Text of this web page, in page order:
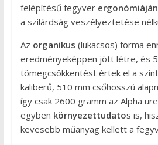
felépítésű fegyver
a szilárdság veszélyeztetése
Az organikus (lukacsos) forma
eredményeképpen jött létre, és
tömegcsökkentést értek el a
kaliberű, 510 mm csőhosszú
így csak 2600 gramm az Alpha
egyben környezettudatos is,
kevesebb műanyag kellett a